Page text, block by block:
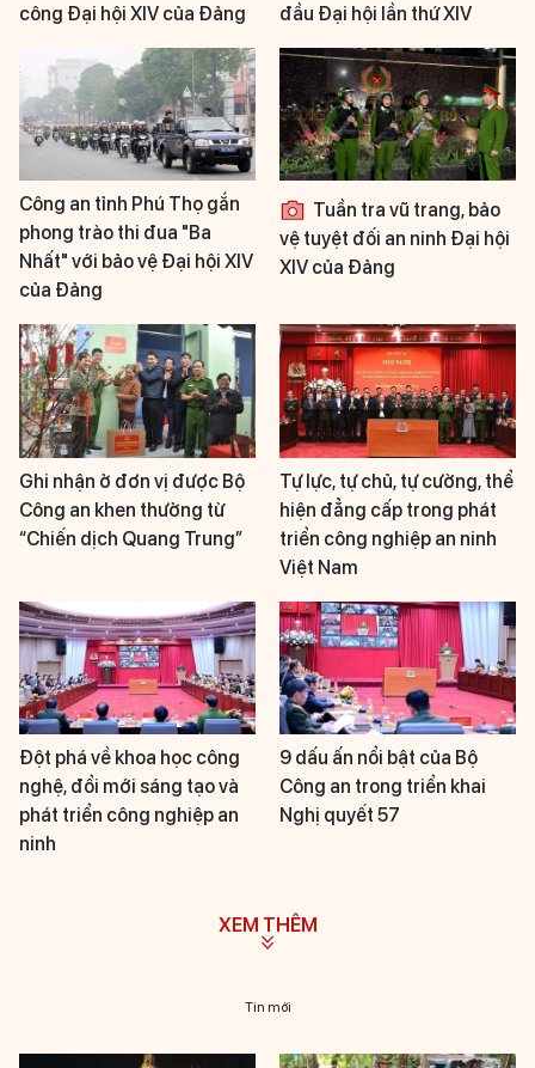
công Đại hội XIV của Đảng
đầu Đại hội lần thứ XIV
Công an tỉnh Phú Thọ gắn
phong trào thi đua "Ba
Nhất" với bảo vệ Đại hội XIV
của Đảng
Tuần tra vũ trang, bảo
vệ tuyệt đối an ninh Đại hội
XIV của Đảng
Ghi nhận ở đơn vị được Bộ
Công an khen thưởng từ
“Chiến dịch Quang Trung”
Tự lực, tự chủ, tự cường, thể
hiện đẳng cấp trong phát
triển công nghiệp an ninh
Việt Nam
Đột phá về khoa học công
nghệ, đổi mới sáng tạo và
phát triển công nghiệp an
ninh
9 dấu ấn nổi bật của Bộ
Công an trong triển khai
Nghị quyết 57
XEM THÊM
Tin mới